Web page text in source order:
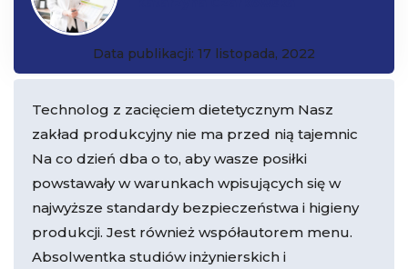
Data publikacji: 17 listopada, 2022
Technolog z zacięciem dietetycznym Nasz
zakład produkcyjny nie ma przed nią tajemnic
Na co dzień dba o to, aby wasze posiłki
powstawały w warunkach wpisujących się w
najwyższe standardy bezpieczeństwa i higieny
produkcji. Jest również współautorem menu.
Absolwentka studiów inżynierskich i